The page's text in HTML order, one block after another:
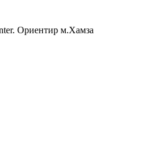
Ориентир м.Хамза